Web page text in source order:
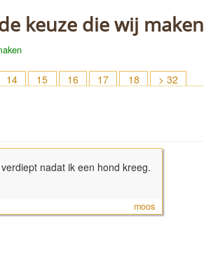
keuze die wij maken
14 15 16 17 18 > 32
nadat ik een hond kreeg.
moos